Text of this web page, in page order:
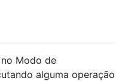
Modo de
alguma operação